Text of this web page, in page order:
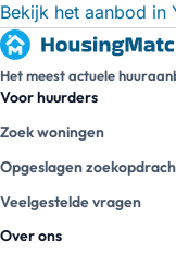
Bekijk het aanbod in
Het meest actuele
Voor huurders
Zoek woningen
Opgeslagen
Veelgestelde vragen
Over ons